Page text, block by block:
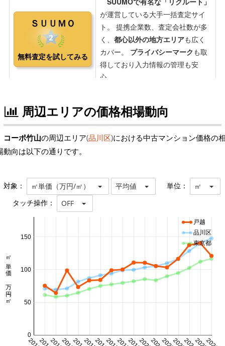
周辺エリアの価格相場動向
コーポ竹山の周辺エリア(品川区)における中古マンション価格の
動向は以下の通りです。
対象： ㎡単価（万円/㎡） 平均値 単位： ㎡
タッチ操作： OFF
0
50
100
150
㎡単価 万円/㎡
戸越
品川区
東京都